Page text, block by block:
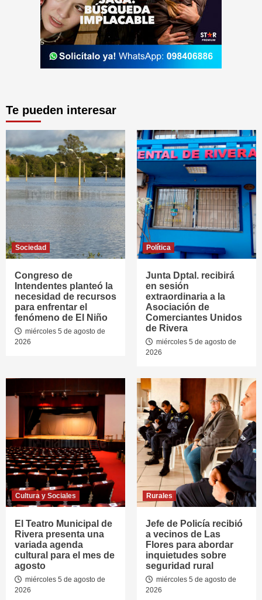
Te pueden interesar
Sociedad
Congreso de
Intendentes planteó la
necesidad de recursos
para enfrentar el
fenómeno de El Niño
miércoles 5 de agosto de
2026
Política
Junta Dptal. recibirá
en sesión
extraordinaria a la
Asociación de
Comerciantes Unidos
de Rivera
miércoles 5 de agosto de
2026
Cultura y Sociales
El Teatro Municipal de
Rivera presenta una
variada agenda
cultural para el mes de
agosto
miércoles 5 de agosto de
2026
Rurales
Jefe de Policía recibió
a vecinos de Las
Flores para abordar
inquietudes sobre
seguridad rural
miércoles 5 de agosto de
2026